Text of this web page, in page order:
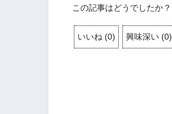
この記事はどうでしたか？
いいね (0) 興味深い (0)